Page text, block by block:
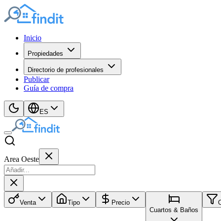
Inicio
Propiedades
Directorio de profesionales
Publicar
Guía de compra
ES
Area Oeste
Venta Tipo
Precio
Cuartos & Baños